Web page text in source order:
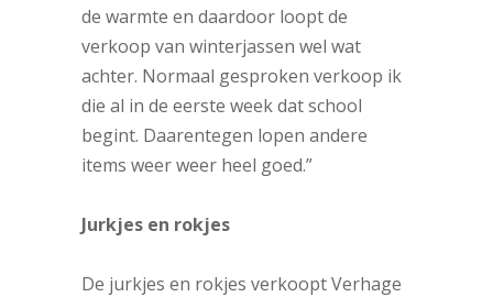
de warmte en daardoor loopt de
verkoop van winterjassen wel wat
achter. Normaal gesproken verkoop ik
die al in de eerste week dat school
begint. Daarentegen lopen andere
items weer weer heel goed.”
Jurkjes en rokjes
De jurkjes en rokjes verkoopt Verhage